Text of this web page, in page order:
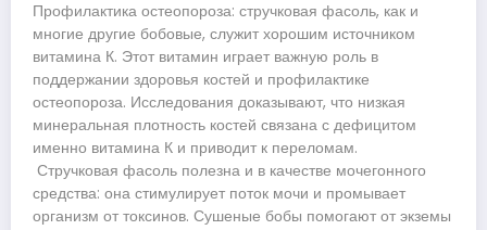
Профилактика остеопороза: стручковая фасоль, как и
многие другие бобовые, служит хорошим источником
витамина К. Этот витамин играет важную роль в
поддержании здоровья костей и профилактике
остеопороза. Исследования доказывают, что низкая
минеральная плотность костей связана с дефицитом
именно витамина К и приводит к переломам.
Стручковая фасоль полезна и в качестве мочегонного
средства: она стимулирует поток мочи и промывает
организм от токсинов. Сушеные бобы помогают от экземы